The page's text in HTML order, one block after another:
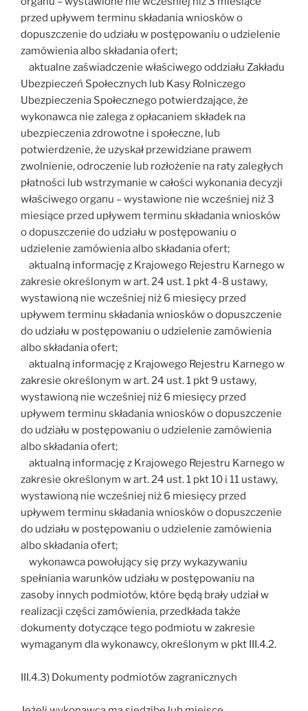
przed upływem terminu składania wniosków o
dopuszczenie do udziału w postępowaniu o udzielenie
zamówienia albo składania ofert;
aktualne zaświadczenie właściwego oddziału Zakładu
Ubezpieczeń Społecznych lub Kasy Rolniczego
Ubezpieczenia Społecznego potwierdzające, że
wykonawca nie zalega z opłacaniem składek na
ubezpieczenia zdrowotne i społeczne, lub
potwierdzenie, że uzyskał przewidziane prawem
zwolnienie, odroczenie lub rozłożenie na raty zaległych
płatności lub wstrzymanie w całości wykonania decyzji
właściwego organu – wystawione nie wcześniej niż 3
miesiące przed upływem terminu składania wniosków
o dopuszczenie do udziału w postępowaniu o
udzielenie zamówienia albo składania ofert;
aktualną informację z Krajowego Rejestru Karnego w
zakresie określonym w art. 24 ust. 1 pkt 4-8 ustawy,
wystawioną nie wcześniej niż 6 miesięcy przed
upływem terminu składania wniosków o dopuszczenie
do udziału w postępowaniu o udzielenie zamówienia
albo składania ofert;
aktualną informację z Krajowego Rejestru Karnego w
zakresie określonym w art. 24 ust. 1 pkt 9 ustawy,
wystawioną nie wcześniej niż 6 miesięcy przed
upływem terminu składania wniosków o dopuszczenie
do udziału w postępowaniu o udzielenie zamówienia
albo składania ofert;
aktualną informację z Krajowego Rejestru Karnego w
zakresie określonym w art. 24 ust. 1 pkt 10 i 11 ustawy,
wystawioną nie wcześniej niż 6 miesięcy przed
upływem terminu składania wniosków o dopuszczenie
do udziału w postępowaniu o udzielenie zamówienia
albo składania ofert;
wykonawca powołujący się przy wykazywaniu
spełniania warunków udziału w postępowaniu na
zasoby innych podmiotów, które będą brały udział w
realizacji części zamówienia, przedkłada także
dokumenty dotyczące tego podmiotu w zakresie
wymaganym dla wykonawcy, określonym w pkt III.4.2.
III.4.3) Dokumenty podmiotów zagranicznych